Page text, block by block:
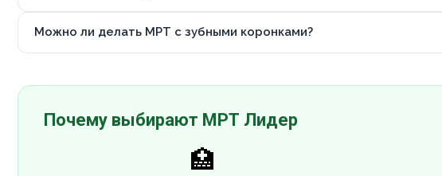
Можно ли делать МРТ с зубными коронками?
Почему выбирают МРТ Лидер
🏥